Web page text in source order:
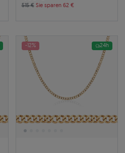
515 € Sie sparen 62 €
-12% 24h